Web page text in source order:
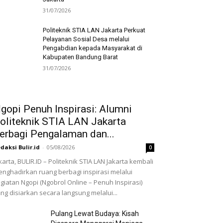
31/07/2026
Politeknik STIA LAN Jakarta Perkuat
Pelayanan Sosial Desa melalui
Pengabdian kepada Masyarakat di
Kabupaten Bandung Barat
31/07/2026
Penuh Inspirasi: Alumni
STIA LAN Jakarta
Pengalaman dan...
Bulir.id - 05/08/2026 0
BULIR.ID – Politeknik STIA LAN Jakarta kembali
ruang berbagi inspirasi melalui
Ngopi (Ngobrol Online – Penuh Inspirasi)
disiarkan secara langsung melalui...
Pulang Lewat Budaya: Kisah